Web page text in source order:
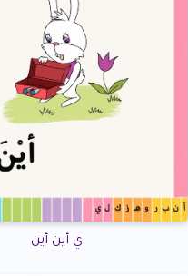
ي أين أين